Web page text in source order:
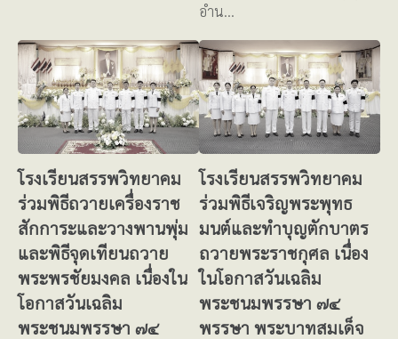
อำน…
โรงเรียนสรรพวิทยาคม
ร่วมพิธีถวายเครื่องราช
สักการะและวางพานพุ่ม
และพิธีจุดเทียนถวาย
พระพรชัยมงคล เนื่องใน
โอกาสวันเฉลิม
พระชนมพรรษา ๗๔
โรงเรียนสรรพวิทยาคม
ร่วมพิธีเจริญพระพุทธ
มนต์และทำบุญตักบาตร
ถวายพระราชกุศล เนื่อง
ในโอกาสวันเฉลิม
พระชนมพรรษา ๗๔
พรรษา พระบาทสมเด็จ